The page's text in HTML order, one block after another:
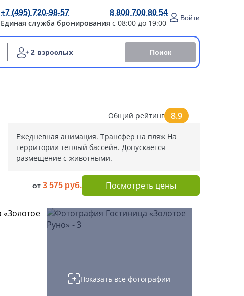
+7 (495) 720-98-57 8 800 700 80 54
Единая служба бронирования с 08:00 до 19:00
Войти
2 взрослых Поиск
Общий рейтинг 8.9
Ежедневная анимация. Трансфер на пляж На
территории тёплый бассейн. Допускается
размещение с животными.
от 3 575 руб. Посмотреть цены
Показать все фотографии